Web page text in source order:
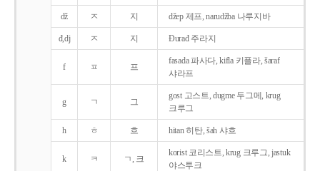
dž ㅈ 지 džep 제프, narudžba 나루지바
đ,dj ㅈ 지 Ðurađ 주라지
f ㅍ 프
fasada 파사다, kifla 키플라, šaraf
샤라프
g ㄱ 그
gost 고스트, dugme 두그메, krug
크루그
h ㅎ 흐 hitan 히탄, šah 샤흐
k ㅋ ㄱ, 크
korist 코리스트, krug 크루그, jastuk
야스투크